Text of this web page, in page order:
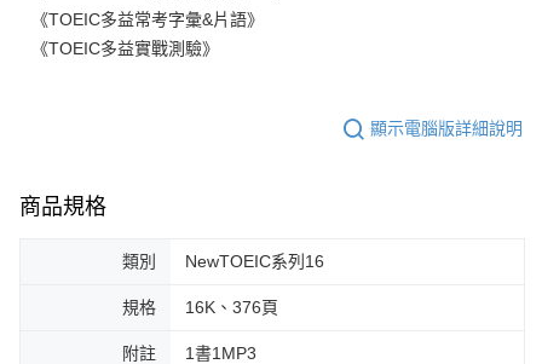
《TOEIC多益常考字彙&片語》
《TOEIC多益實戰測驗》
顯示電腦版詳細說明
商品規格
類別 NewTOEIC系列16
規格 16K、376頁
附註 1書1MP3